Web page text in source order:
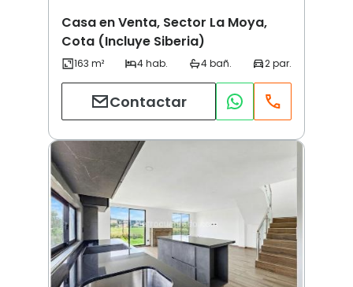
Casa en Venta, Sector La Moya,
Cota (Incluye Siberia)
Contactar